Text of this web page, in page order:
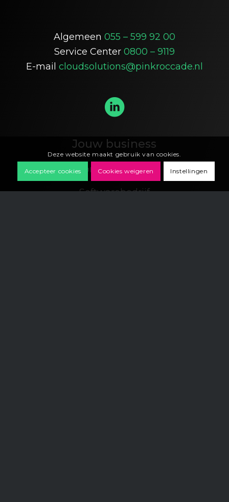
Algemeen 055 – 599 92 00
Service Center 0800 – 9119
E-mail cloudsolutions@pinkroccade.nl
Jouw business
Zorgorganisatie
Softwarebedrijf
Deze website maakt gebruik van cookies.
Accepteer cookies Cookies weigeren Instellingen